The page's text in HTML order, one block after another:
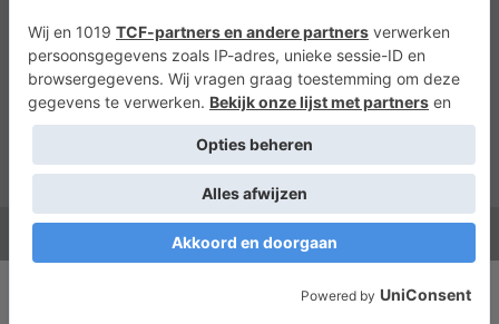
Privacyverklaring